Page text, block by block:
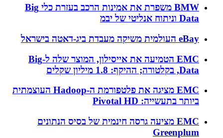
BMW משפרת את אמינות הרכב בעזרת כלי Big
Data וניתוח אנליטי של יבמ
eBay העולמית משיקה מעבדת ביג-דאטה בישראל
EMC הטמיעה את אייסילון, המוצר שלה ל-Big
Data, בקלטורה; ההיקף: 1.8 מיליון שקלים
EMC מציגה את פלטפורמת ה-Hadoop העוצמתית
ביותר בתעשייה: Pivotal HD
EMC מציעה גרסה חינמית של בסיס הנתונים
Greenplum